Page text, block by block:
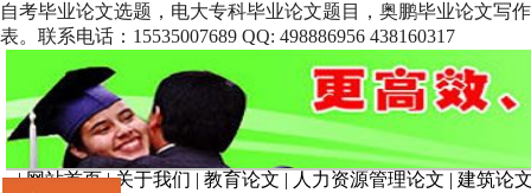
自考毕业论文选题，电大专科毕业论文题目，奥鹏毕业论文写
表。联系电话：15535007689 QQ: 498886956 438160317
|网站首页|关于我们 | 教育论文 | 人力资源管理论文 | 建筑论